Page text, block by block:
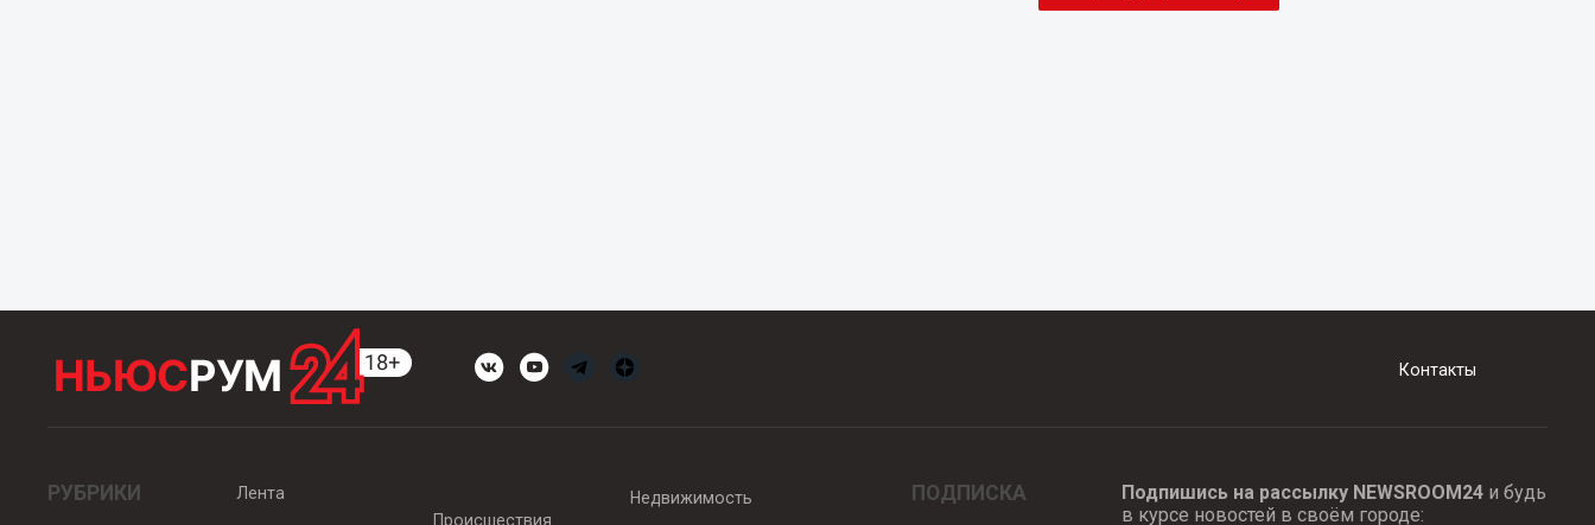
Контакты
РУБРИКИ
Лента
Происшествия
Недвижимость ПОДПИСКА Подпишись на рассылку NEWSROOM24и будь
в курсе новостей в своём городе: